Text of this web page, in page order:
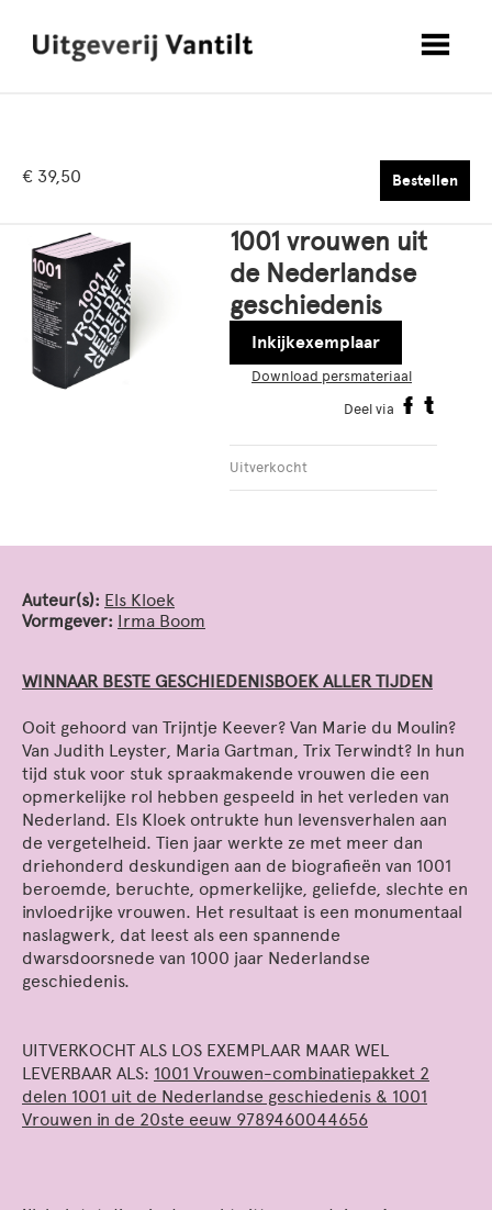
€ 39,50 Bestellen
1001 vrouwen uit
de Nederlandse
geschiedenis
Inkijkexemplaar
Download persmateriaal
Deel via
Uitverkocht
Auteur(s): Els Kloek
Vormgever: Irma Boom
WINNAAR BESTE GESCHIEDENISBOEK ALLER TIJDEN
Ooit gehoord van Trijntje Keever? Van Marie du Moulin?
Van Judith Leyster, Maria Gartman, Trix Terwindt? In hun
tijd stuk voor stuk spraakmakende vrouwen die een
opmerkelijke rol hebben gespeeld in het verleden van
Nederland. Els Kloek ontrukte hun levensverhalen aan
de vergetelheid. Tien jaar werkte ze met meer dan
driehonderd deskundigen aan de biografieën van 1001
beroemde, beruchte, opmerkelijke, geliefde, slechte en
invloedrijke vrouwen. Het resultaat is een monumentaal
naslagwerk, dat leest als een spannende
dwarsdoorsnede van 1000 jaar Nederlandse
geschiedenis.
UITVERKOCHT ALS LOS EXEMPLAAR MAAR WEL
LEVERBAAR ALS: 1001 Vrouwen-combinatiepakket 2
delen 1001 uit de Nederlandse geschiedenis & 1001
Vrouwen in de 20ste eeuw 9789460044656